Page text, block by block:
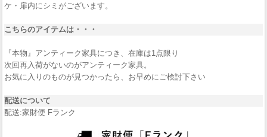
ケ・扉内にシミがございます。
こちらのアイテムは・・・
『本物』アンティーク家具につき、在庫は1点限り
次回再入荷がないのがアンティーク家具。
お気に入りのものが見つかったら、お早めにご検討下さい
配送について
配送:家財便 Fランク